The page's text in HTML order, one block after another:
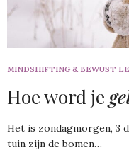
MINDSHIFTING & BEWUST
Hoe word je
Het is zondagmorgen, 3
tuin zijn de bomen…